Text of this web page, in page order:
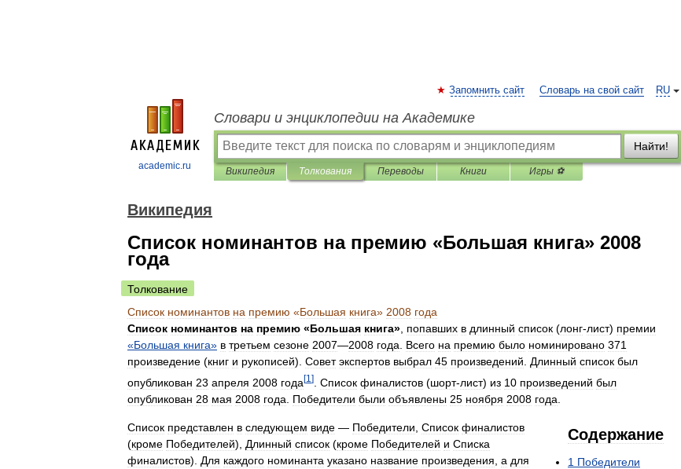
academic.ru
RU
Запомнить сайт Словарь на свой сайт
Словари и энциклопедии на Академике
Найти!
Википедия Толкования Переводы Книги Игры ⚽
Википедия
Список номинантов на премию «Большая книга» 2008
года
Толкование
Список номинантов на премию «Большая книга» 2008 года
Список номинантов на премию «Большая книга» попавших в длинный список (лонг-лист) премии
«Большая книга» в третьем сезоне 2007—2008 года Всего на премию было номинировано 371
произведение (книг и рукописей). Совет экспертов выбрал 45 произведений Длинный список был
опубликован 23 апреля 2008 года[1 ] Список финалистов (шорт-лист) из 10 произведений был
опубликован 28 мая 2008 года Победители были объявлены 25 ноября 2008 года
Содержание
1 Победители
Список представлен в следующем виде — Победители Список финалистов
(кроме Победителей), Длинный список (кроме Победителей и Списка
финалистов). Для каждого номинанта указано название произведения а для